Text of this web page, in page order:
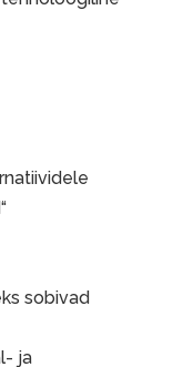
sobivad
ja